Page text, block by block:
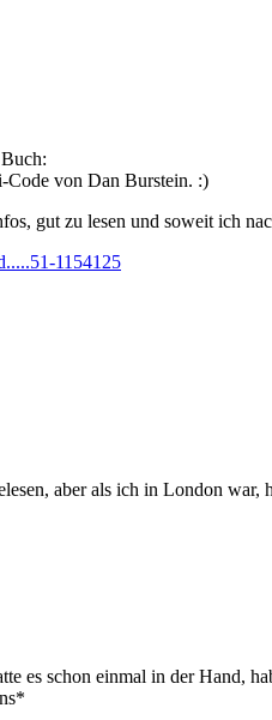
von Dan Burstein. :)
gut zu lesen und soweit ich
1154125
aber als ich in London
es schon einmal in der Hand,